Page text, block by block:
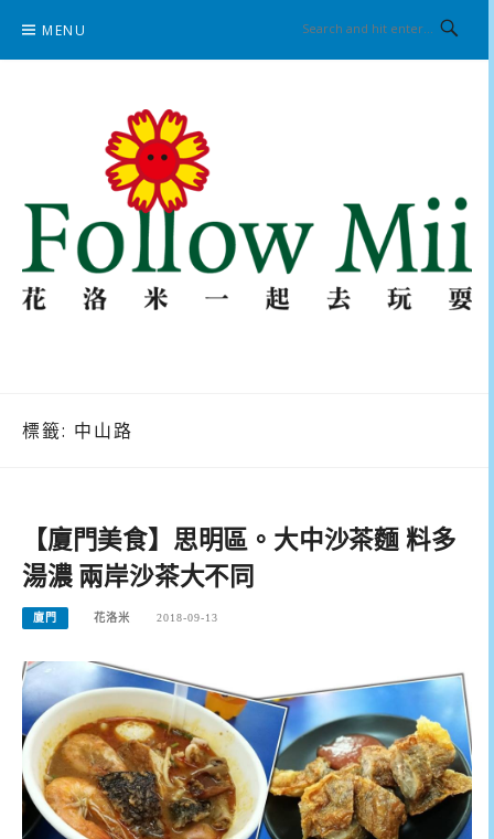
content
MENU
標籤: 中山路
【廈門美食】思明區。大中沙茶麵 料多
湯濃 兩岸沙茶大不同
廈門 花洛米 2018-09-13